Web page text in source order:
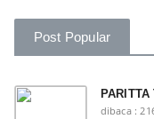
Post Popular
dibaca :